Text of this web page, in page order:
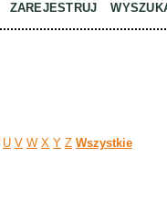
ZAREJESTRUJ
U V W X Y Z Wszystkie